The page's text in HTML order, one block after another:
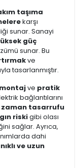
taşıma
karşı
sunar. Sanayi
güç
sunar. Bu
ve
tasarlanmıştır.
ve pratik
bağlantılarını
zaman tasarrufu
riskigibi olası
sağlar. Ayrıca,
dahi
ve uzun